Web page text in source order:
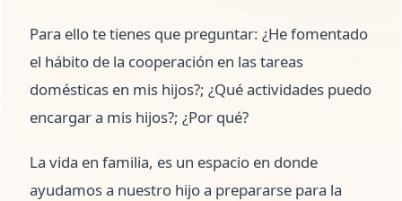
Para ello te tienes que preguntar: ¿He fomentado
el hábito de la cooperación en las tareas
domésticas en mis hijos?; ¿Qué actividades puedo
encargar a mis hijos?; ¿Por qué?
La vida en familia, es un espacio en donde
ayudamos a nuestro hijo a prepararse para la